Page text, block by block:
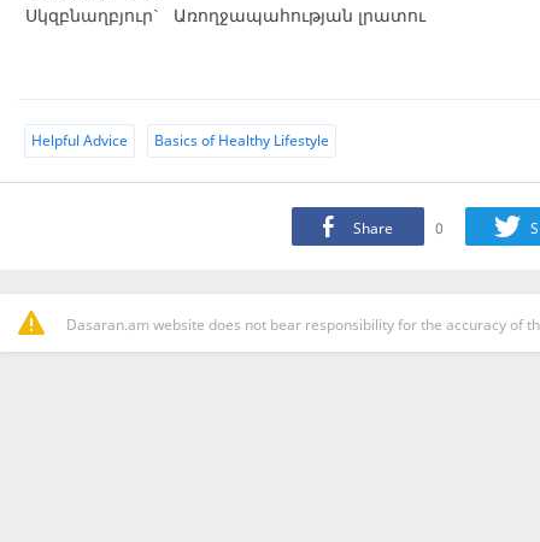
Սկզբնաղբյուր` Առողջապահության լրատու
Helpful Advice Basics of Healthy Lifestyle
Share 0
Dasaran.am website does not bear responsibility for the accuracy of